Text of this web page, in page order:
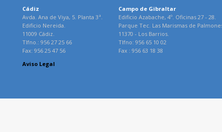
Cádiz
Avda. Ana de Viya, 5. Planta 3ª.
Edificio Nereida.
11009 Cádiz.
Tlfno.: 956 27 25 66
Fax: 956 25 47 56
Campo de Gibraltar
Edificio Azabache, 4º. Oficinas 27 - 28.
Parque Tec. Las Marismas de
11370 - Los Barrios.
Tlfno: 956 65 10 02
Fax : 956 63 18 38
Aviso Legal